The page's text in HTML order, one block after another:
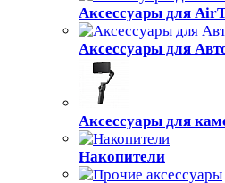
Аксессуары для
Аксессуары для
Аксессуары для
Накопители